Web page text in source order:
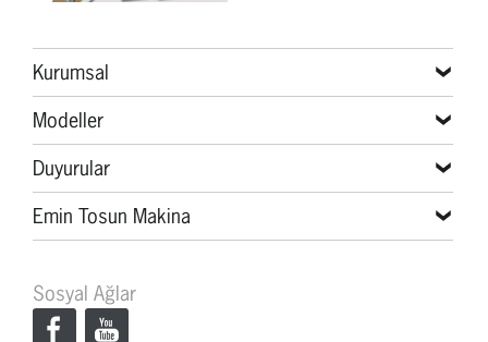
Kurumsal
Modeller
Duyurular
Emin Tosun Makina
Sosyal Ağlar